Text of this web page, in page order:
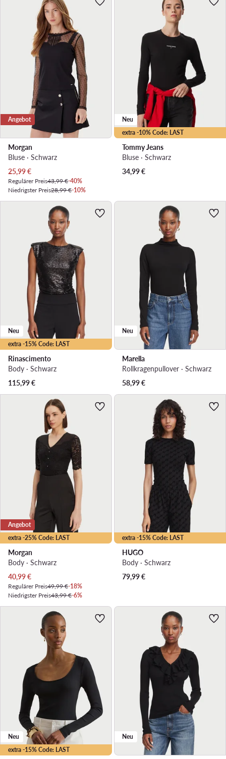
Angebot
Morgan
Bluse · Schwarz
Aktueller Preis
25,99€
Regulärer Preis43,99 €-40%
Niedrigster Preis28,99 €-10%
extra -10% Code: LAST
Neu
Tommy Jeans
Bluse · Schwarz
34,99€
extra -15% Code: LAST
Neu
Rinascimento
Body · Schwarz
115,99€
Neu
Marella
Rollkragenpullover · Schwarz
58,99€
extra -25% Code: LAST
Angebot
Morgan
Body · Schwarz
Aktueller Preis
40,99€
Regulärer Preis49,99 €-18%
Niedrigster Preis43,99 €-6%
extra -15% Code: LAST
HUGO
Body · Schwarz
79,99€
extra -15% Code: LAST
Neu Neu